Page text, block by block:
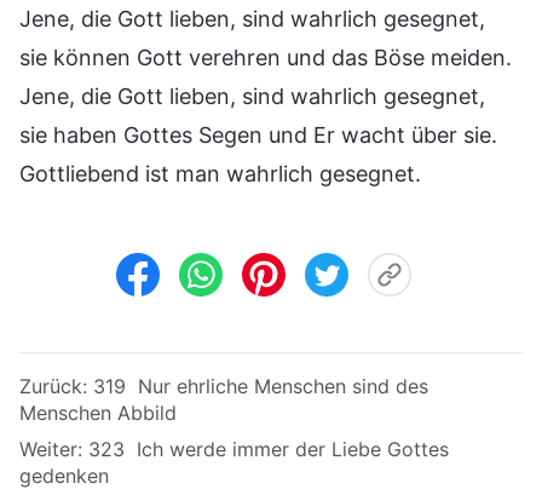
Jene, die Gott lieben, sind wahrlich gesegnet,
sie können Gott verehren und das Böse meiden.
Jene, die Gott lieben, sind wahrlich gesegnet,
sie haben Gottes Segen und Er wacht über sie.
Gottliebend ist man wahrlich gesegnet.
Zurück: 319 Nur ehrliche Menschen sind des
Menschen Abbild
Weiter: 323 Ich werde immer der Liebe Gottes
gedenken